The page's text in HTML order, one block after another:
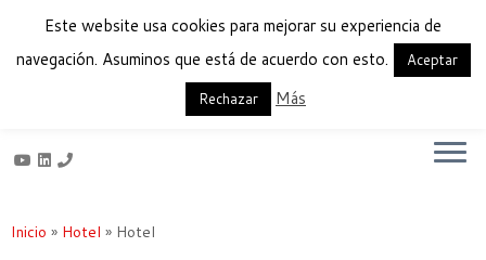
Français
Inicio » Hotel » Hotel
Este website usa cookies para mejorar su experiencia de
navegación. Asuminos que está de acuerdo con esto.
Aceptar
Rechazar
Más